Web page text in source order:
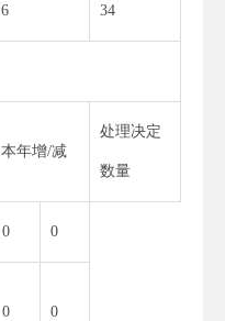
6 34
本年增/减
处理决定
数量
0 0
0 0